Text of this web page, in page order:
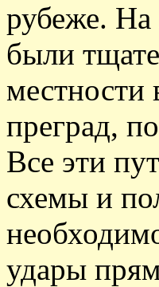
рубеже. На
были
преград,
Все эти
схемы и
удары